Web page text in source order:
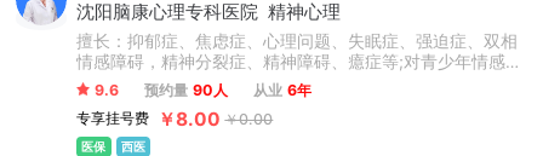
沈阳脑康心理专科医院 精神心理
擅长：抑郁症、焦虑症、心理问题、失眠症、强迫症、双相
情感障碍，精神分裂症、精神障碍、癔症等;对青少年情感家
庭教育心理问题，网瘾、酒瘾戒断心理疏导都有丰富经验。
9.6 预约量 90人 从业 6年
专享挂号费
￥8.00 ￥0.00
医保 西医